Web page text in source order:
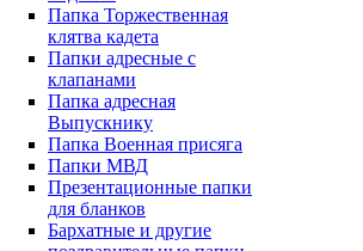
Папка Торжественная
клятва кадета
Папки адресные с
клапанами
Папка адресная
Выпускнику
Папка Военная присяга
Папки МВД
Презентационные папки
для бланков
Бархатные и другие